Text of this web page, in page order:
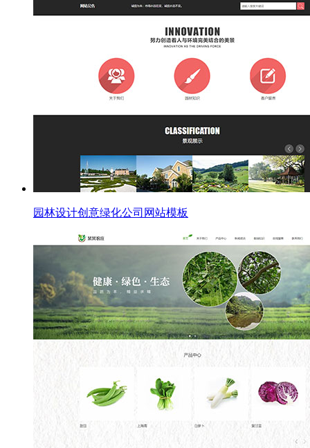
园林设计创意绿化公司网站模板